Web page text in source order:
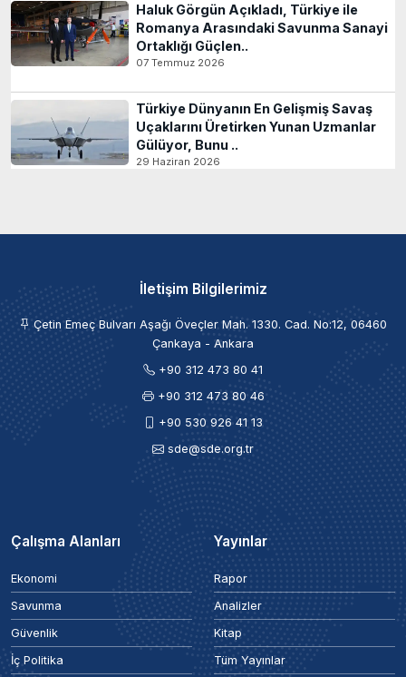
Haluk Görgün Açıkladı, Türkiye ile
Romanya Arasındaki Savunma Sanayi
Ortaklığı Güçlen..
07 Temmuz 2026
Türkiye Dünyanın En Gelişmiş Savaş
Uçaklarını Üretirken Yunan Uzmanlar
Gülüyor, Bunu ..
29 Haziran 2026
İletişim Bilgilerimiz
Çetin Emeç Bulvarı Aşağı Öveçler Mah. 1330. Cad. No:12, 06460
Çankaya - Ankara
+90 312 473 80 41
+90 312 473 80 46
+90 530 926 41 13
sde@sde.org.tr
Çalışma Alanları
Ekonomi
Savunma
Güvenlik
İç Politika
Yayınlar
Rapor
Analizler
Kitap
Tüm Yayınlar